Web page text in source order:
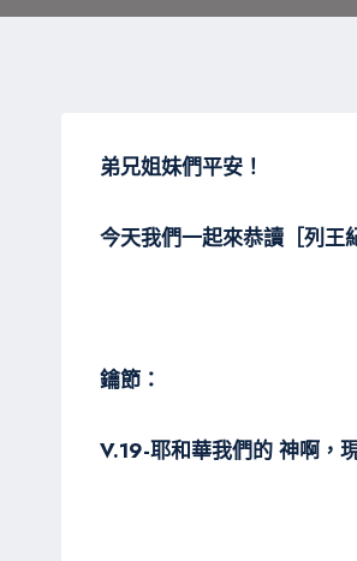
弟兄姐妹們平安！
今天我們一起來恭讀［列王
鑰節：
V.19-耶和華我們的 神啊，